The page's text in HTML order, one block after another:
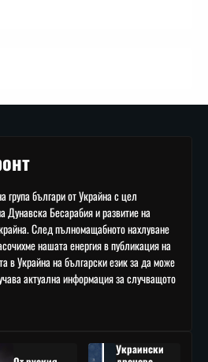
група българи от Украйна с цел
Дунавска Бесарабия и развитие на
След пълномащабното нахлуване
нашата енергия в публикация на
в Украйна на български език за да може
актуална информация за случващото
Украински